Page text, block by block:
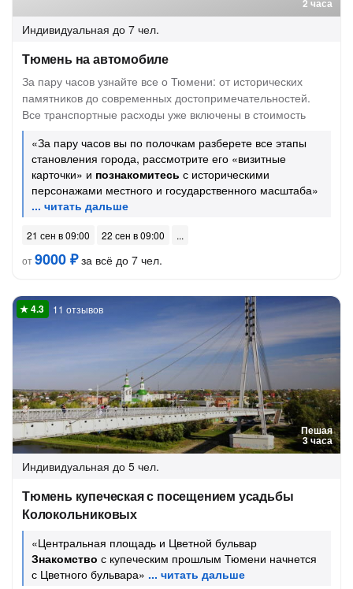
2 часа
Индивидуальная до 7 чел.
Тюмень на автомобиле
За пару часов узнайте все о Тюмени: от исторических
памятников до современных достопримечательностей.
Все транспортные расходы уже включены в стоимость
«За пару часов вы по полочкам разберете все этапы
становления города, рассмотрите его «визитные
карточки» и познакомитесь с историческими
персонажами местного и государственного масштаба»
21 сен в 09:00
22 сен в 09:00
от9000 ₽за всё до 7 чел.
Пешая
3 часа
11 отзывов
Индивидуальная до 5 чел.
Тюмень купеческая с посещением усадьбы
Колокольниковых
«Центральная площадь и Цветной бульвар
Знакомство с купеческим прошлым Тюмени начнется
с Цветного бульвара»